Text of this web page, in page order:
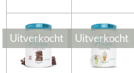
Uitverkocht Uitverkocht